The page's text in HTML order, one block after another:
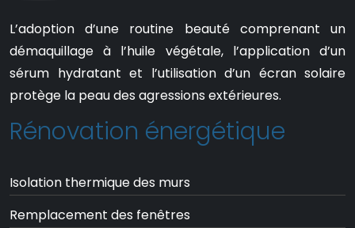
L’adoption d’une routine beauté comprenant un
démaquillage à l’huile végétale, l’application d’un
sérum hydratant et l’utilisation d’un écran solaire
protège la peau des agressions extérieures.
Rénovation énergétique
Isolation thermique des murs
Remplacement des fenêtres